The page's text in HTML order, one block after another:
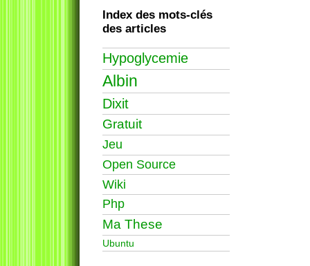
Index des mots-clés
des articles
Hypoglycemie
Albin
Dixit
Gratuit
Jeu
Open Source
Wiki
Php
Ma These
Ubuntu